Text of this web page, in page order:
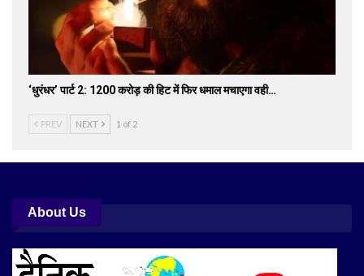
‘धुरंधर’ पार्ट 2: 1200 करोड़ की हिट में फिर धमाल मचाएगा वही…
PREV NEXT 1 of 2
About Us